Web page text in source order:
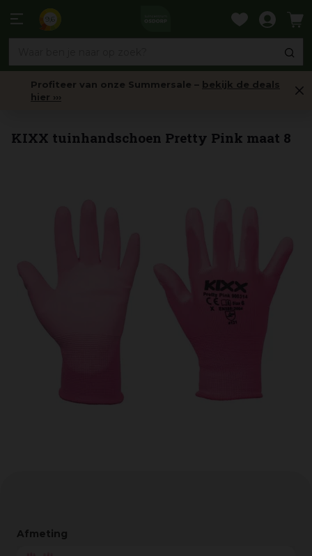
naar
Profiteer van onze Summersale – bekijk de deals
hier ›››
KIXX tuinhandschoen Pretty Pink maat 8
Afmeting